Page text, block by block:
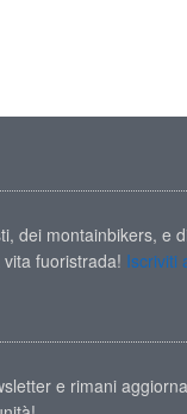
dei montainbikers, e
fuoristrada! Iscriviti
e rimani